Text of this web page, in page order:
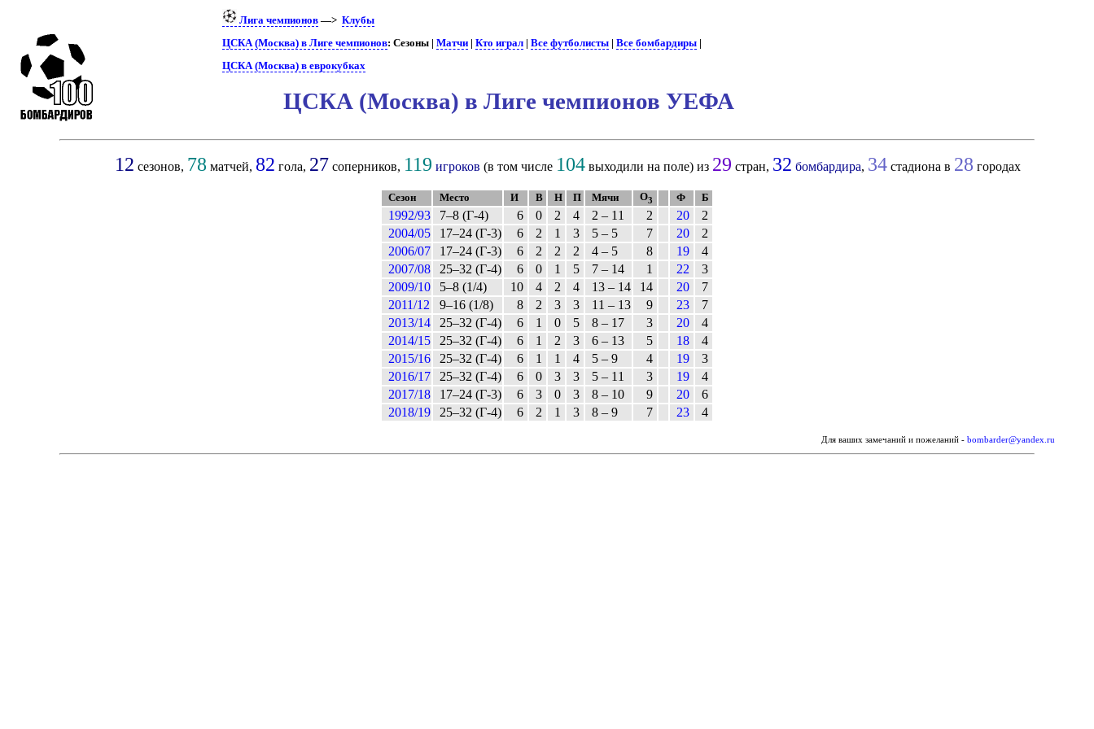
Лига чемпионов—> Клубы
ЦСКА (Москва) в Лиге чемпионов: Сезоны | Матчи| Кто играл| Все футболисты| Все бомбардиры|
ЦСКА (Москва) в еврокубках
ЦСКА (Москва) в Лиге чемпионов УЕФА
12 сезонов, 78 матчей, 82 гола, 27 соперников, 119 игроков (в том числе 104выходили на поле) из 29 стран, 32 бомбардира, 34стадиона в 28 городах
Сезон Место И В Н П Мячи О3 Ф Б
1992/93 7–8 (Г-4) 6 0 2 4 2 – 11 2 20
2
2004/05
17–24 (Г-3) 6 2 1 3 5 – 5 7 20
2
2006/07
17–24 (Г-3) 6 2 2 2 4 – 5 8 19
4
2007/08
25–32 (Г-4) 6 0 1 5 7 – 14 1 22
3
2009/10
5–8 (1/4) 10 4 2 4 13 – 14 14 20
7
2011/12
9–16 (1/8) 8 2 3 3 11 – 13 9 23
7
2013/14
25–32 (Г-4) 6 1 0 5 8 – 17 3 20
4
2014/15
25–32 (Г-4) 6 1 2 3 6 – 13 5 18
4
2015/16
25–32 (Г-4) 6 1 1 4 5 – 9 4 19
3
2016/17
25–32 (Г-4) 6 0 3 3 5 – 11 3 19
4
2017/18
17–24 (Г-3) 6 3 0 3 8 – 10 9 20
6
2018/19
25–32 (Г-4) 6 2 1 3 8 – 9 7 23 4
Для ваших замечаний и пожеланий - bombarder@yandex.ru